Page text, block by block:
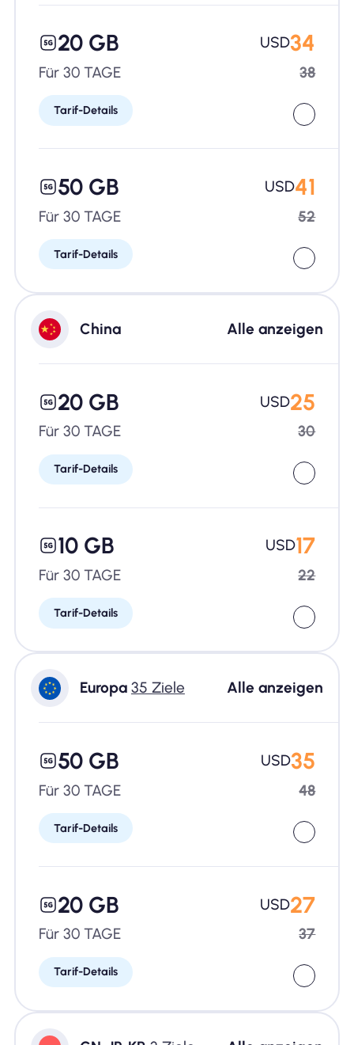
20 GB
Für 30 TAGE
Tarif-Details
USD34
38
50 GB
Für 30 TAGE
Tarif-Details
USD41
52
China Alle anzeigen
20 GB
Für 30 TAGE
Tarif-Details
USD25
30
10 GB
Für 30 TAGE
Tarif-Details
USD17
22
Europa 35 Ziele Alle anzeigen
50 GB
Für 30 TAGE
Tarif-Details
USD35
48
20 GB
Für 30 TAGE
Tarif-Details
USD27
37